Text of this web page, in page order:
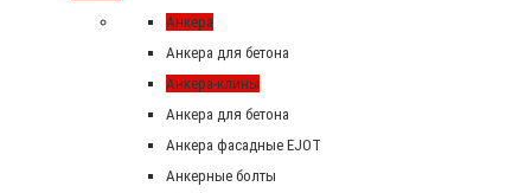
Анкера
Анкера для бетона
Анкера-клины
Анкера для бетона
Анкера фасадные EJOT
Анкерные болты